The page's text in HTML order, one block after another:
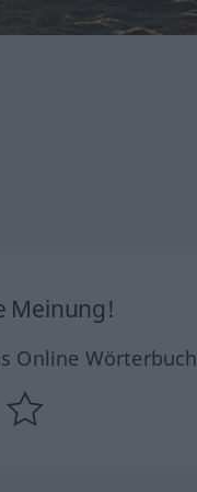
Meinung!
Online